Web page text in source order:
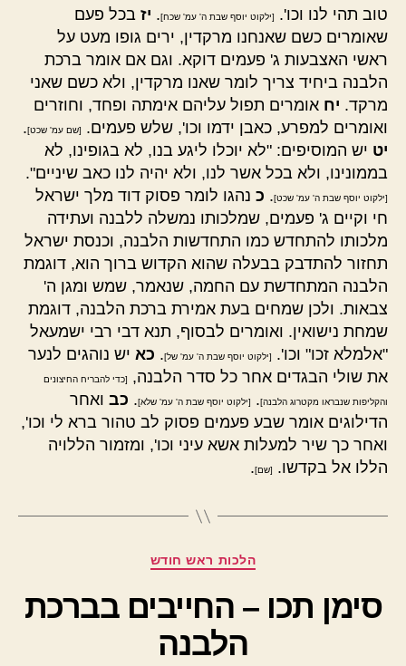
טוב תהי לנו וכו'.
[ילקוט יוסף שבת ה' עמ' שכח]. יז בכל פעם
שאומרים כשם שאנחנו מרקדין, ירים גופו מעט על
ראשי האצבעות ג' פעמים דוקא. וגם אם אומר ברכת
הלבנה ביחיד צריך לומר שאנו מרקדין, ולא כשם שאני
מרקד. יח אומרים תפול עליהם אימתה ופחד, וחוזרים
ואומרים למפרע, כאבן ידמו וכו', שלש פעמים.
[שם עמ' שכט].
יט יש המוסיפים: "לא יוכלו ליגע בנו, לא בגופינו, לא
בממונינו, ולא בכל אשר לנו, ולא יהיה לנו כאב שיניים".
[ילקוט יוסף שבת ה' עמ' שכט]. כ נהגו לומר פסוק דוד מלך ישראל
חי וקיים ג' פעמים, שמלכותו נמשלה ללבנה ועתידה
מלכותו להתחדש כמו התחדשות הלבנה, וכנסת ישראל
תחזור להתדבק בבעלה שהוא הקדוש ברוך הוא, דוגמת
הלבנה המתחדשת עם החמה, שנאמר, שמש ומגן ה'
צבאות. ולכן שמחים בעת אמירת ברכת הלבנה, דוגמת
שמחת נישואין. ואומרים לבסוף, תנא דבי רבי ישמעאל
"אלמלא זכו" וכו'.
[ילקוט יוסף שבת ה' עמ' של]. כא יש נוהגים לנער
את שולי הבגדים אחר כל סדר הלבנה,
[כדי להבריח החיצונים
והקליפות שנבראו מקטרוג הלבנה]. [ילקוט יוסף שבת ה' עמ' שלא]. כב ואחר
הדילוגים אומר שבע פעמים פסוק לב טהור ברא לי וכו',
ואחר כך שיר למעלות אשא עיני וכו', ומזמור הללויה
הללו אל בקדשו.
[שם].
קטגוריות
הלכות ראש חודש
סימן תכו – החייבים בברכת
הלבנה